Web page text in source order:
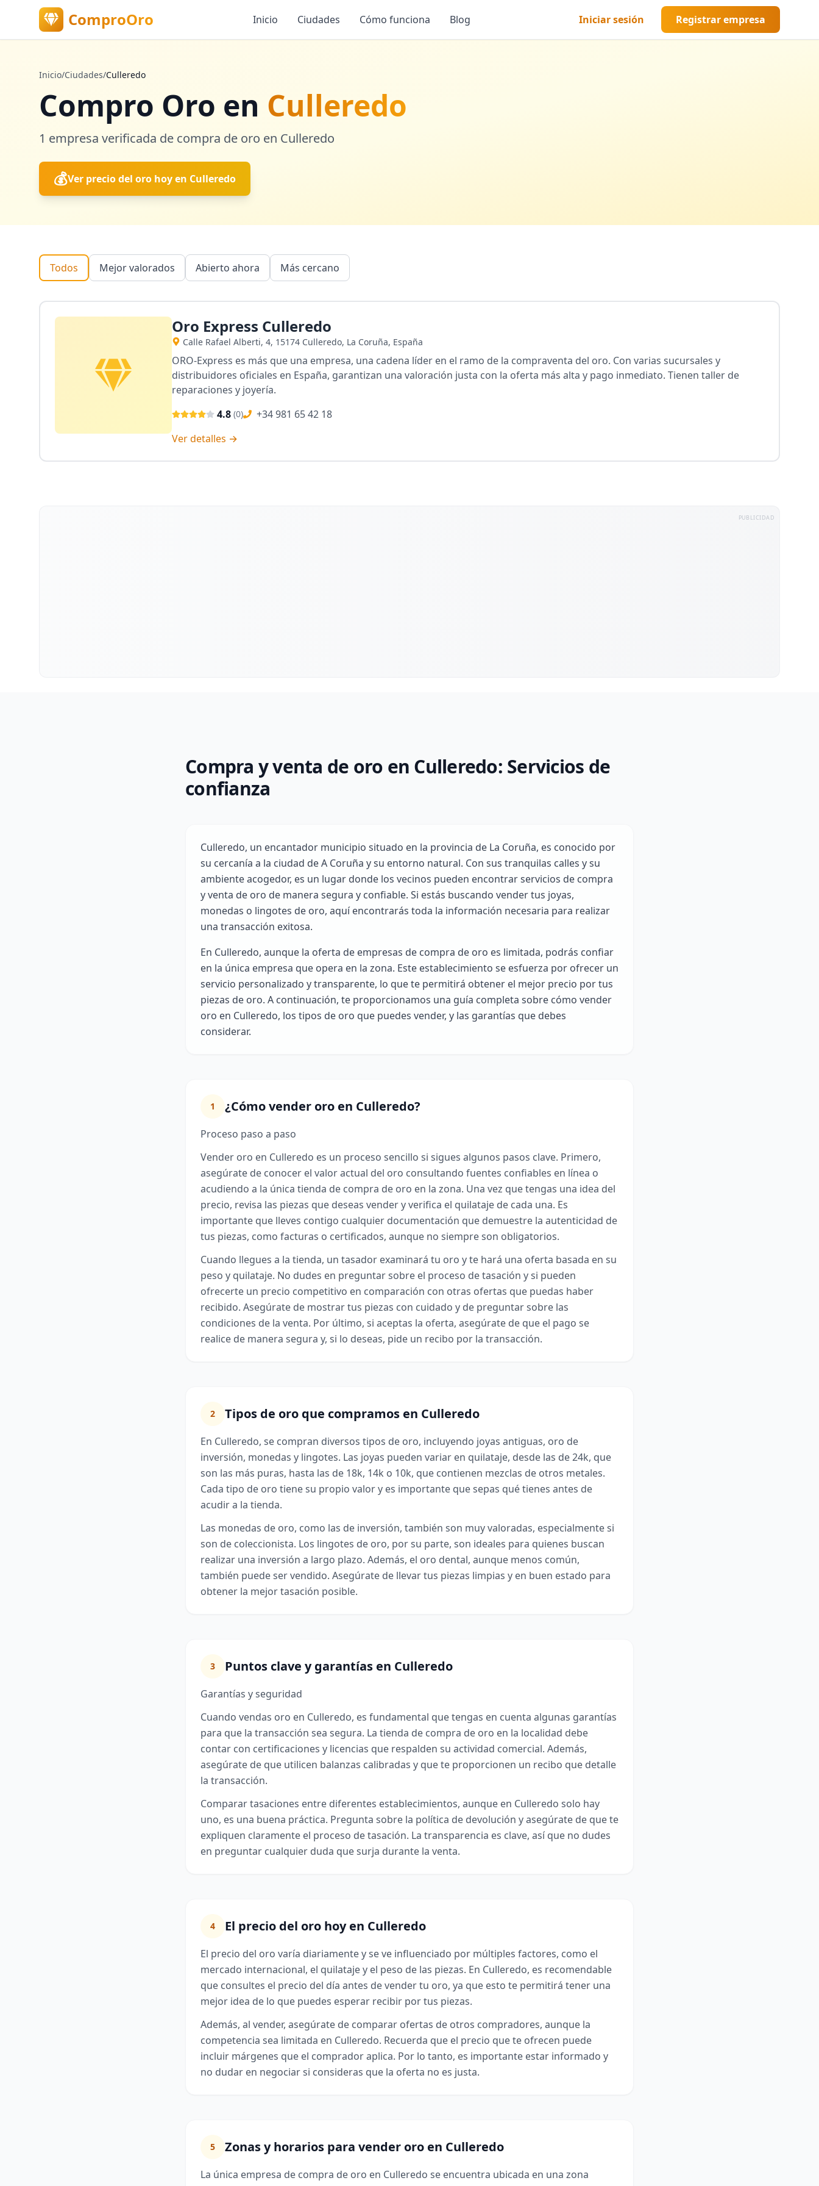
ComproOro Inicio Ciudades Cómo funciona Blog Iniciar sesión Registrar empresa
Inicio/Ciudades/Culleredo
Compro Oro en Culleredo
1 empresa verificada de compra de oro en Culleredo
💰Ver precio del oro hoy en Culleredo
Todos Mejor valorados Abierto ahora Más cercano
Oro Express Culleredo
Calle Rafael Alberti, 4, 15174 Culleredo, La Coruña, España
ORO-Express es más que una empresa, una cadena líder en el ramo de la compraventa del oro. Con varias sucursales y
distribuidores oficiales en España, garantizan una valoración justa con la oferta más alta y pago inmediato. Tienen taller de
reparaciones y joyería.
4.8 (0)
+34 981 65 42 18
Ver detalles →
PUBLICIDAD
Compra y venta de oro en Culleredo: Servicios de
confianza
Culleredo, un encantador municipio situado en la provincia de La Coruña, es conocido por
su cercanía a la ciudad de A Coruña y su entorno natural. Con sus tranquilas calles y su
ambiente acogedor, es un lugar donde los vecinos pueden encontrar servicios de compra
y venta de oro de manera segura y confiable. Si estás buscando vender tus joyas,
monedas o lingotes de oro, aquí encontrarás toda la información necesaria para realizar
una transacción exitosa.
En Culleredo, aunque la oferta de empresas de compra de oro es limitada, podrás confiar
en la única empresa que opera en la zona. Este establecimiento se esfuerza por ofrecer un
servicio personalizado y transparente, lo que te permitirá obtener el mejor precio por tus
piezas de oro. A continuación, te proporcionamos una guía completa sobre cómo vender
oro en Culleredo, los tipos de oro que puedes vender, y las garantías que debes
considerar.
1 ¿Cómo vender oro en Culleredo?
Proceso paso a paso
Vender oro en Culleredo es un proceso sencillo si sigues algunos pasos clave. Primero,
asegúrate de conocer el valor actual del oro consultando fuentes confiables en línea o
acudiendo a la única tienda de compra de oro en la zona. Una vez que tengas una idea del
precio, revisa las piezas que deseas vender y verifica el quilataje de cada una. Es
importante que lleves contigo cualquier documentación que demuestre la autenticidad de
tus piezas, como facturas o certificados, aunque no siempre son obligatorios.
Cuando llegues a la tienda, un tasador examinará tu oro y te hará una oferta basada en su
peso y quilataje. No dudes en preguntar sobre el proceso de tasación y si pueden
ofrecerte un precio competitivo en comparación con otras ofertas que puedas haber
recibido. Asegúrate de mostrar tus piezas con cuidado y de preguntar sobre las
condiciones de la venta. Por último, si aceptas la oferta, asegúrate de que el pago se
realice de manera segura y, si lo deseas, pide un recibo por la transacción.
2 Tipos de oro que compramos en Culleredo
En Culleredo, se compran diversos tipos de oro, incluyendo joyas antiguas, oro de
inversión, monedas y lingotes. Las joyas pueden variar en quilataje, desde las de 24k, que
son las más puras, hasta las de 18k, 14k o 10k, que contienen mezclas de otros metales.
Cada tipo de oro tiene su propio valor y es importante que sepas qué tienes antes de
acudir a la tienda.
Las monedas de oro, como las de inversión, también son muy valoradas, especialmente si
son de coleccionista. Los lingotes de oro, por su parte, son ideales para quienes buscan
realizar una inversión a largo plazo. Además, el oro dental, aunque menos común,
también puede ser vendido. Asegúrate de llevar tus piezas limpias y en buen estado para
obtener la mejor tasación posible.
3 Puntos clave y garantías en Culleredo
Garantías y seguridad
Cuando vendas oro en Culleredo, es fundamental que tengas en cuenta algunas garantías
para que la transacción sea segura. La tienda de compra de oro en la localidad debe
contar con certificaciones y licencias que respalden su actividad comercial. Además,
asegúrate de que utilicen balanzas calibradas y que te proporcionen un recibo que detalle
la transacción.
Comparar tasaciones entre diferentes establecimientos, aunque en Culleredo solo hay
uno, es una buena práctica. Pregunta sobre la política de devolución y asegúrate de que te
expliquen claramente el proceso de tasación. La transparencia es clave, así que no dudes
en preguntar cualquier duda que surja durante la venta.
4 El precio del oro hoy en Culleredo
El precio del oro varía diariamente y se ve influenciado por múltiples factores, como el
mercado internacional, el quilataje y el peso de las piezas. En Culleredo, es recomendable
que consultes el precio del día antes de vender tu oro, ya que esto te permitirá tener una
mejor idea de lo que puedes esperar recibir por tus piezas.
Además, al vender, asegúrate de comparar ofertas de otros compradores, aunque la
competencia sea limitada en Culleredo. Recuerda que el precio que te ofrecen puede
incluir márgenes que el comprador aplica. Por lo tanto, es importante estar informado y
no dudar en negociar si consideras que la oferta no es justa.
5 Zonas y horarios para vender oro en Culleredo
La única empresa de compra de oro en Culleredo se encuentra ubicada en una zona